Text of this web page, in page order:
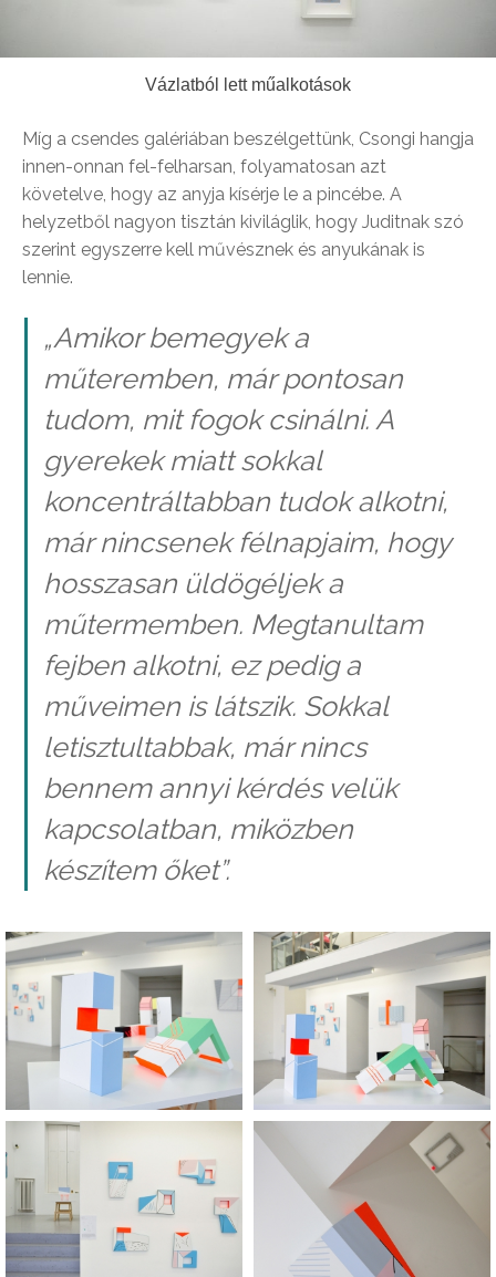
Vázlatból lett műalkotások
Míg a csendes galériában beszélgettünk, Csongi hangja
innen-onnan fel-felharsan, folyamatosan azt
követelve, hogy az anyja kísérje le a pincébe. A
helyzetből nagyon tisztán kiviláglik, hogy Juditnak szó
szerint egyszerre kell művésznek és anyukának is
lennie.
„Amikor bemegyek a
műteremben, már pontosan
tudom, mit fogok csinálni. A
gyerekek miatt sokkal
koncentráltabban tudok alkotni,
már nincsenek félnapjaim, hogy
hosszasan üldögéljek a
műtermemben. Megtanultam
fejben alkotni, ez pedig a
műveimen is látszik. Sokkal
letisztultabbak, már nincs
bennem annyi kérdés velük
kapcsolatban, miközben
készítem őket”.